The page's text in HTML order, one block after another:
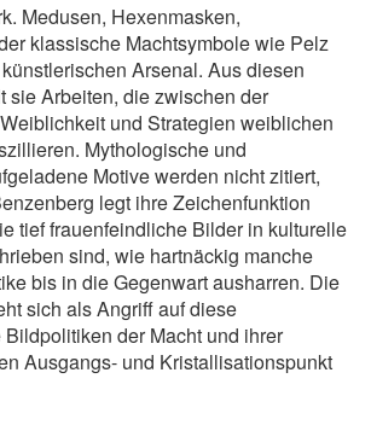
Medusen, Hexenmasken,
klassische Machtsymbole wie Pelz
Arsenal. Aus diesen
sie Arbeiten, die zwischen der
und Strategien weiblichen
Mythologische und
Motive werden nicht zitiert,
legt ihre Zeichenfunktion
tief frauenfeindliche Bilder in kulturelle
sind, wie hartnäckig manche
bis in die Gegenwart ausharren. Die
sich als Angriff auf diese
der Macht und ihrer
Ausgangs- und Kristallisationspunkt